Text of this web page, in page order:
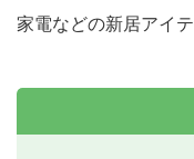
家電などの新居アイ